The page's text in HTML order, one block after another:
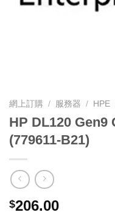
網上訂購 / 服務器 / HPE
HP DL120
(779611-B21)
$206.00